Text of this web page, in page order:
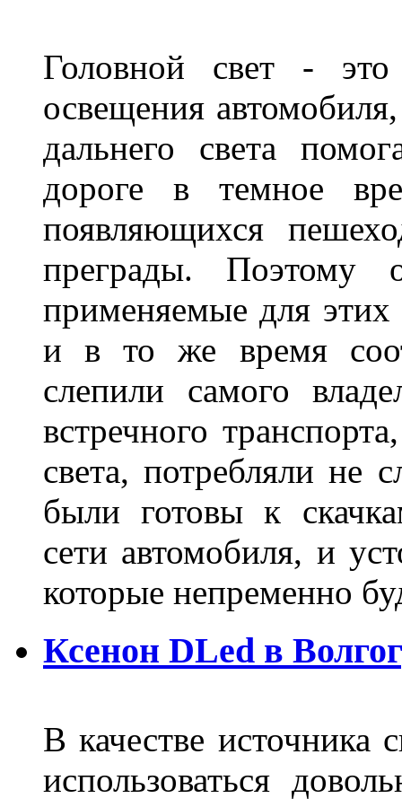
Головной свет -
освещения
дальнего света
дороге в темное
появляющихся
преграды. Поэтому
применяемые для
и в то же время
слепили самого
встречного
света, потребляли не
были готовы к
сети автомобиля, и
которые непременно
Ксенон DLed в
В качестве источника
использоваться